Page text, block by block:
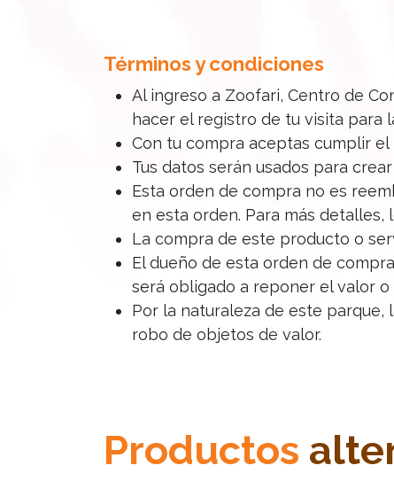
Términos y condiciones
Al ingreso a Zoofari, Centro de
hacer el registro de tu visita para
Con tu compra aceptas cumplir el
Tus datos serán usados para
Esta orden de compra no es
en esta orden. Para más detalles,
La compra de este producto o
El dueño de esta orden de
será obligado a reponer el valor o
Por la naturaleza de este
robo de objetos de valor.
Productos